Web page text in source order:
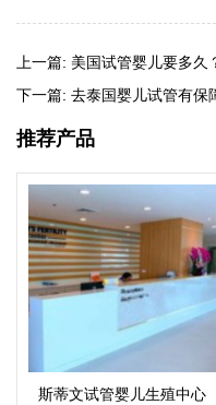
上一篇: 美国试管婴儿要多久
下一篇: 去泰国婴儿试管有保
推荐产品
斯蒂文试管婴儿生殖中心